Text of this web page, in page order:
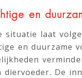
en
situatie laat
en duurzame
diervoeder. De